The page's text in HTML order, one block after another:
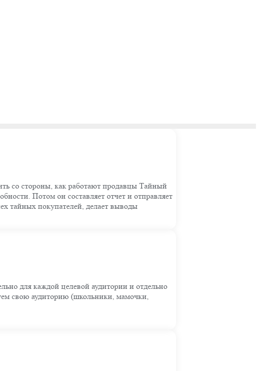
со стороны, как работают продавцы Тайный
Потом он составляет отчет и отправляет
тайных покупателей, делает выводы
для каждой целевой аудитории и отдельно
свою аудиторию (школьники, мамочки,